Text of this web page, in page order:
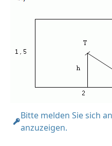
Zum Kippen des
Bitte melden Sie sich
anzuzeigen.